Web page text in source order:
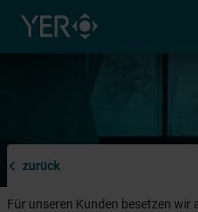
Typ auswählen
zurück
Für unseren Kunden besetzen